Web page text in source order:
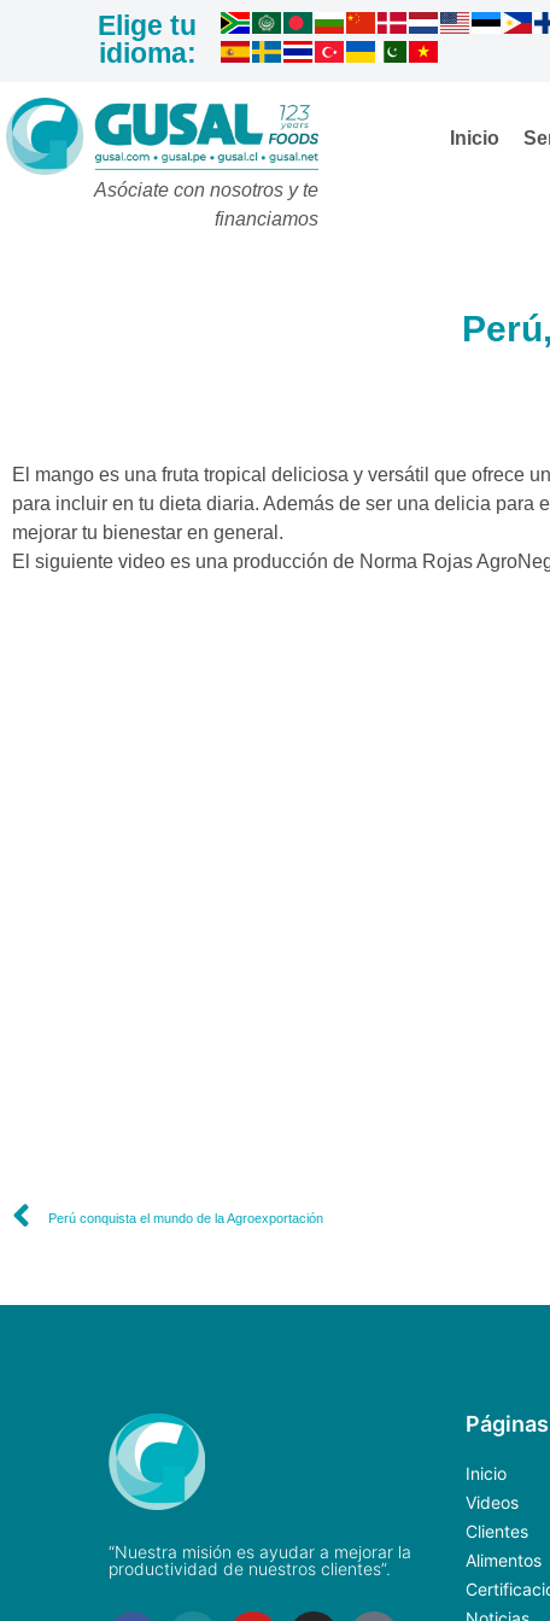
Elige tu
idioma:
Asóciate con nosotros y te
financiamos
Inicio
El mango es una fruta tropical deliciosa y versátil que ofrece
para incluir en tu dieta diaria. Además de ser una delicia
mejorar tu bienestar en general.
El siguiente video es una producción de Norma Rojas
Perú conquista el mundo de la Agroexportación
“Nuestra misión es ayudar a mejorar la
productividad de nuestros clientes”.
Inicio
Videos
Clientes
Alimentos